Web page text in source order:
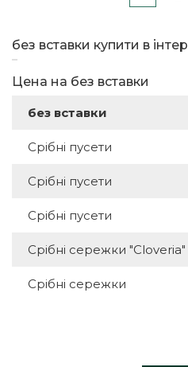
без вставки купити в
Цена на без вставки
без вставки
Срібні пусети
Срібні пусети
Срібні пусети
Срібні сережки "Cloveria"
Срібні сережки